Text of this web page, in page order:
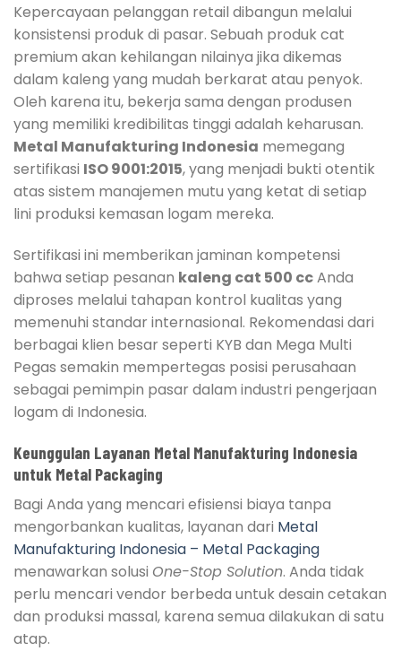
Kepercayaan pelanggan retail dibangun melalui
konsistensi produk di pasar. Sebuah produk cat
premium akan kehilangan nilainya jika dikemas
dalam kaleng yang mudah berkarat atau penyok.
Oleh karena itu, bekerja sama dengan produsen
yang memiliki kredibilitas tinggi adalah keharusan.
Metal Manufakturing Indonesia memegang
sertifikasi ISO 9001:2015, yang menjadi bukti otentik
atas sistem manajemen mutu yang ketat di setiap
lini produksi kemasan logam mereka.
Sertifikasi ini memberikan jaminan kompetensi
bahwa setiap pesanan kaleng cat 500 ccAnda
diproses melalui tahapan kontrol kualitas yang
memenuhi standar internasional. Rekomendasi dari
berbagai klien besar seperti KYB dan Mega Multi
Pegas semakin mempertegas posisi perusahaan
sebagai pemimpin pasar dalam industri pengerjaan
logam di Indonesia.
Keunggulan Layanan Metal Manufakturing Indonesia
untuk Metal Packaging
Bagi Anda yang mencari efisiensi biaya tanpa
mengorbankan kualitas, layanan dari Metal
Manufakturing Indonesia – Metal Packaging
menawarkan solusi One-Stop Solution. Anda tidak
perlu mencari vendor berbeda untuk desain cetakan
dan produksi massal, karena semua dilakukan di satu
atap.